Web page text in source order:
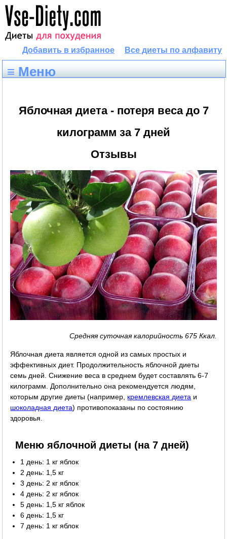
Все диеты по алфавиту
Добавить в избранное
≡ Меню
Яблочная диета - потеря веса до 7
килограмм за 7 дней
Отзывы
Средняя суточная калорийность 675 Ккал.
Яблочная диета является одной из самых простых и
эффективных диет. Продолжительность яблочной диеты
семь дней. Снижение веса в среднем будет составлять 6-7
килограмм. Дополнительно она рекомендуется людям,
которым другие диеты (например, кремлевская диета и
шоколадная диета) противопоказаны по состоянию
здоровья.
Меню яблочной диеты (на 7 дней)
1 день: 1 кг яблок
2 день: 1,5 кг
3 день: 2 кг яблок
4 день: 2 кг яблок
5 день: 1,5 кг яблок
6 день: 1,5 кг
7 день: 1 кг яблок